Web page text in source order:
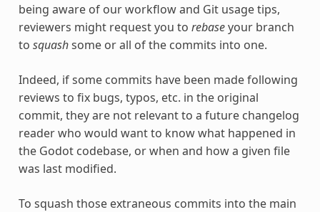
being aware of our workflow and Git usage tips,
reviewers might request you to rebaseyour branch
to squashsome or all of the commits into one.
Indeed, if some commits have been made following
reviews to fix bugs, typos, etc. in the original
commit, they are not relevant to a future changelog
reader who would want to know what happened in
the Godot codebase, or when and how a given file
was last modified.
To squash those extraneous commits into the main